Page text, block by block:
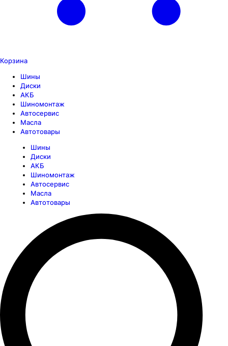
Корзина
Шины
Диски
АКБ
Шиномонтаж
Автосервис
Масла
Автотовары
Шины
Диски
АКБ
Шиномонтаж
Автосервис
Масла
Автотовары